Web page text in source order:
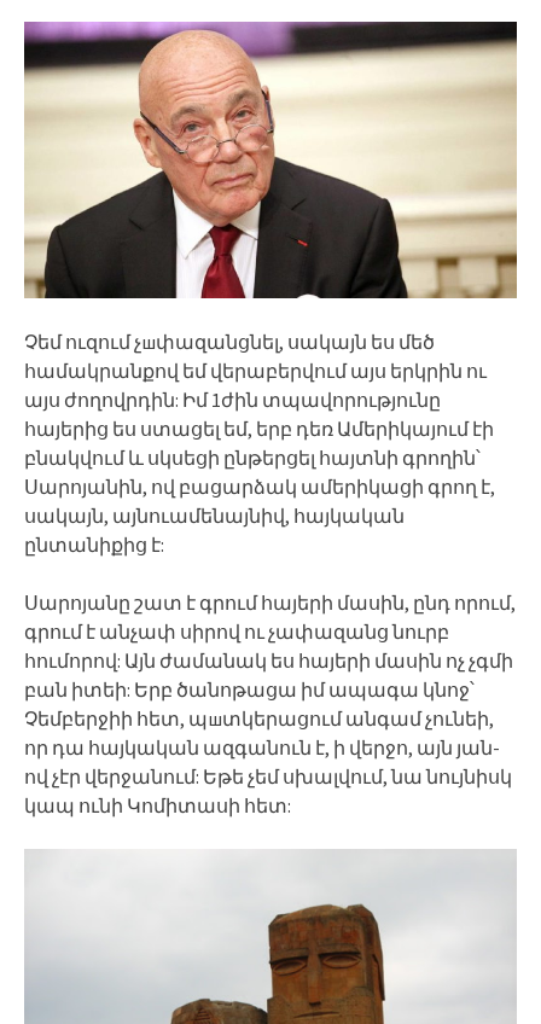
Չեմ ուզում չшփազանցնել, սակայն ես մեծ
համակրանքով եմ վերաբերվում այս երկրին ու
այս ժողովրդին: Իմ 1ժին տպավորությունը
հայերից ես ստացել եմ, երբ դեռ Ամերիկայում էի
բնակվում և սկսեցի ընթերցել հայտնի գրողին՝
Սարոյանին, ով բացարձակ ամերիկացի գրող է,
սակայն, այնուամենայնիվ, հայկական
ընտանիքից է:
Սարոյանը շատ է գրում հայերի մասին, ընդ որում,
գրում է անչափ սիրով ու չափազանց նուրբ
հումորով: Այն ժամանակ ես հայերի մասին ոչ չգմի
բան իտեի: Երբ ծանոթացա իմ ապագա կնոջ՝
Չեմբերջիի հետ, պшտկերացում անգամ չունեի,
որ դա հայկական ազգանուն է, ի վերջո, այն յան-
ով չէր վերջանում: Եթե չեմ սխալվում, նա նույնիսկ
կապ ունի Կոմիտասի հետ: